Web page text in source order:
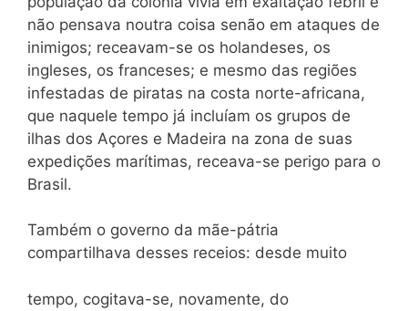
não pensava noutra coisa senão em ataques de
inimigos; receavam-se os holandeses, os
ingleses, os franceses; e mesmo das regiões
infestadas de piratas na costa norte-africana,
que naquele tempo já incluíam os grupos de
ilhas dos Açores e Madeira na zona de suas
expedições marítimas, receava-se perigo para o
Brasil.
Também o governo da mãe-pátria
compartilhava desses receios: desde muito
tempo, cogitava-se, novamente, do